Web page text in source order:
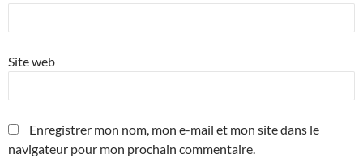
Site web
Enregistrer mon nom, mon e-mail et mon site dans le
navigateur pour mon prochain commentaire.